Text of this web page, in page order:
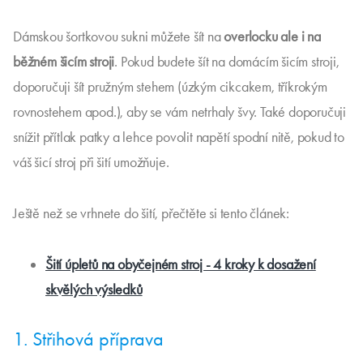
Dámskou šortkovou sukni můžete šít naoverlocku ale i na
běžném šicím stroji. Pokud budete šít na domácím šicím stroji,
doporučuji šít pružným stehem (úzkým cikcakem, tříkrokým
rovnostehem apod.), aby se vám netrhaly švy. Také doporučuji
snížit přítlak patky a lehce povolit napětí spodní nitě, pokud to
váš šicí stroj při šití umožňuje.
Ještě než se vrhnete do šití, přečtěte si tento článek:
Šití úpletů na obyčejném stroj - 4 kroky k dosažení
skvělých výsledků
1. Střihová příprava